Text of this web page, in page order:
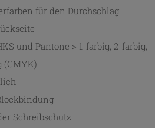
für den Durchschlag
und Pantone > 1-farbig, 2-farbig,
(CMYK)
Schreibschutz